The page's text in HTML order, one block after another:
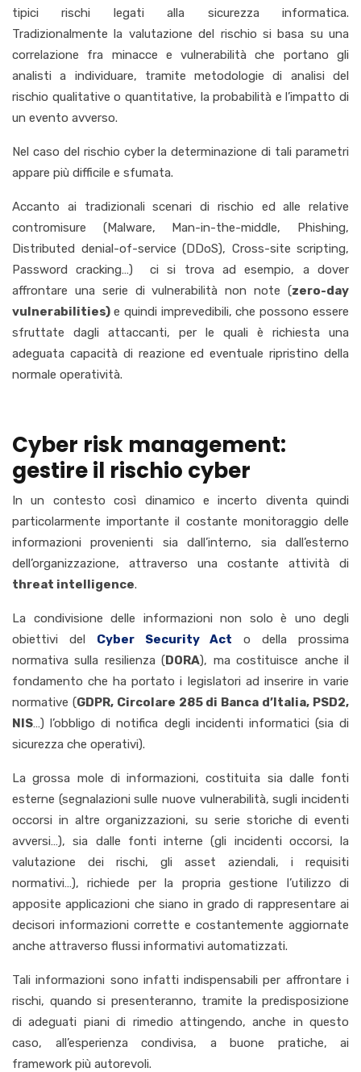
tipici rischi legati alla sicurezza informatica.
Tradizionalmente la valutazione del rischio si basa su una
correlazione fra minacce e vulnerabilità che portano gli
analisti a individuare, tramite metodologie di analisi del
rischio qualitative o quantitative, la probabilità e l’impatto di
un evento avverso.
Nel caso del rischio cyber la determinazione di tali parametri
appare più difficile e sfumata.
Accanto ai tradizionali scenari di rischio ed alle relative
contromisure (Malware, Man-in-the-middle, Phishing,
Distributed denial-of-service (DDoS), Cross-site scripting,
Password cracking…) ci si trova ad esempio, a dover
affrontare una serie di vulnerabilità non note (zero-day
vulnerabilities) e quindi imprevedibili, che possono essere
sfruttate dagli attaccanti, per le quali è richiesta una
adeguata capacità di reazione ed eventuale ripristino della
normale operatività.
Cyber risk management:
gestire il rischio cyber
In un contesto così dinamico e incerto diventa quindi
particolarmente importante il costante monitoraggio delle
informazioni provenienti sia dall’interno, sia dall’esterno
dell’organizzazione, attraverso una costante attività di
threat intelligence.
La condivisione delle informazioni non solo è uno degli
obiettivi del Cyber Security Act
o della prossima
normativa sulla resilienza (DORA), ma costituisce anche il
fondamento che ha portato i legislatori ad inserire in varie
normative (GDPR, Circolare 285 di Banca d’Italia, PSD2,
NIS…) l’obbligo di notifica degli incidenti informatici (sia di
sicurezza che operativi).
La grossa mole di informazioni, costituita sia dalle fonti
esterne (segnalazioni sulle nuove vulnerabilità, sugli incidenti
occorsi in altre organizzazioni, su serie storiche di eventi
avversi…), sia dalle fonti interne (gli incidenti occorsi, la
valutazione dei rischi, gli asset aziendali, i requisiti
normativi…), richiede per la propria gestione l’utilizzo di
apposite applicazioni che siano in grado di rappresentare ai
decisori informazioni corrette e costantemente aggiornate
anche attraverso flussi informativi automatizzati.
Tali informazioni sono infatti indispensabili per affrontare i
rischi, quando si presenteranno, tramite la predisposizione
di adeguati piani di rimedio attingendo, anche in questo
caso, all’esperienza condivisa, a buone pratiche, ai
framework più autorevoli.